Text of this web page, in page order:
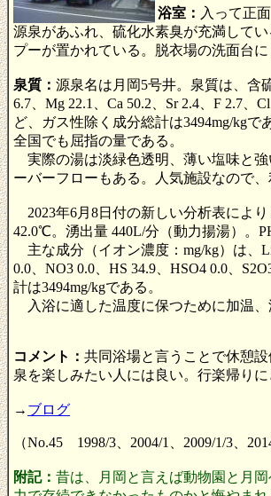
浴室： 入って正
源泉があふれ、硫化水素臭が充満して
プーが置かれている。脱衣場の洗面台に
泉質： 源泉名は月岡5号井。泉質は、含
6.7、Mg 22.1、Ca 50.2、Sr 2.4、F 2.7、
ど、ガス性除く成分総計は3494mg/kg
全国でも屈指の量である。
実際の湯は淡緑色透明、薄い塩味と
ーバーフローもある。人気施設なので
2023年6月8日付の新しい分析表によ
42.0℃。湧出量 440L/分（動力揚湯）。
主な成分（イオン濃度：mg/kg）は、Li
0.0、NO3 0.0、HS 34.9、HSO4 0.0、
計は3494mg/kgである。
入浴に適した温度に保つために加温、
コメント： 共同浴場と言うことで休憩
泉を楽しみたい人には良い。行楽帰りに
→ ブログ
（No.45 1998/3、2004/1、2009/1/3、
附記： 昔は、月岡と言えば動物園と月